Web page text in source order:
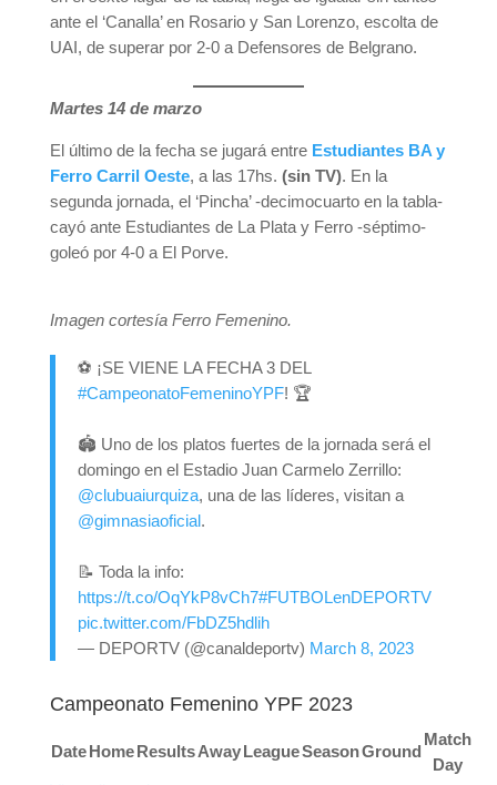
ante el ‘Canalla’ en Rosario y San Lorenzo, escolta de
UAI, de superar por 2-0 a Defensores de Belgrano.
Martes 14 de marzo
El último de la fecha se jugará entreEstudiantes BA y
Ferro Carril Oeste, a las 17hs. (sin TV). En la
segunda jornada, el ‘Pincha’ -decimocuarto en la tabla-
cayó ante Estudiantes de La Plata y Ferro -séptimo-
goleó por 4-0 a El Porve.
Imagen cortesía Ferro Femenino.
⚽️ ¡SE VIENE LA FECHA 3 DEL
#CampeonatoFemeninoYPF! 🏆
🏟️ Uno de los platos fuertes de la jornada será el
domingo en el Estadio Juan Carmelo Zerrillo:
@clubuaiurquiza, una de las líderes, visitan a
@gimnasiaoficial.
📝 Toda la info:
https://t.co/OqYkP8vCh7#FUTBOLenDEPORTV
pic.twitter.com/FbDZ5hdlih
— DEPORTV (@canaldeportv) March 8, 2023
Campeonato Femenino YPF 2023
DateHomeResultsAwayLeagueSeasonGround
Match
Day